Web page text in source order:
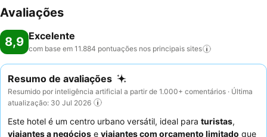
Avaliações
8,9 Excelente
com base em 11.884 pontuações nos principais sites
Resumo de avaliações
Resumido por inteligência artificial a partir de 1.000+ comentários · Última
atualização: 30 Jul 2026
Este hotel é um centro urbano versátil, ideal para turistas,
viajantes a negócios e viajantes com orçamento limitado que